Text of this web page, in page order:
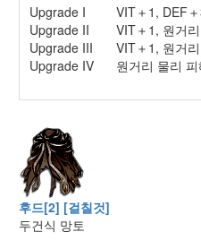
Upgrade I
VIT＋1, DEF
Upgrade II
VIT＋1, 원거
Upgrade III
VIT＋1, 원거
Upgrade IV
원거리 물리
후드[2] [걸칠것]
두건식 망토